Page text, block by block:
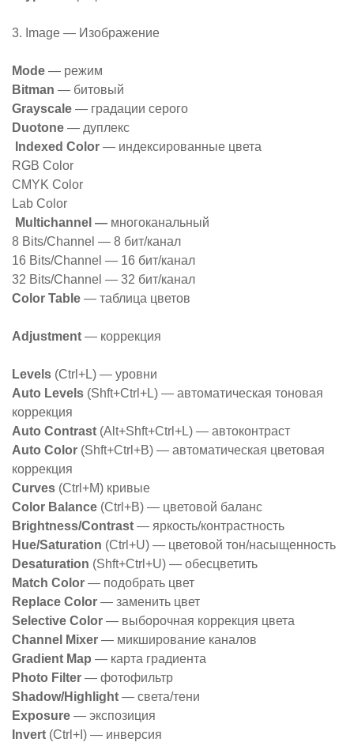
3. Image — Изображение
Mode — режим
Bitman — битовый
Grayscale — градации серого
Duotone — дуплекс
Indexed Color — индексированные цвета
RGB Color
CMYK Color
Lab Color
Multichannel — многоканальный
8 Bits/Channel — 8 бит/канал
16 Bits/Channel — 16 бит/канал
32 Bits/Channel — 32 бит/канал
Color Table — таблица цветов
Adjustment — коррекция
Levels (Ctrl+L) — уровни
Auto Levels (Shft+Ctrl+L) — автоматическая тоновая
коррекция
Auto Contrast (Alt+Shft+Ctrl+L) — автоконтраст
Auto Color (Shft+Ctrl+B) — автоматическая цветовая
коррекция
Curves (Ctrl+M) кривые
Color Balance (Ctrl+B) — цветовой баланс
Brightness/Contrast — яркость/контрастность
Hue/Saturation (Ctrl+U) — цветовой тон/насыщенность
Desaturation (Shft+Ctrl+U) — обесцветить
Match Color — подобрать цвет
Replace Color — заменить цвет
Selective Color — выборочная коррекция цвета
Channel Mixer — микширование каналов
Gradient Map — карта градиента
Photo Filter — фотофильтр
Shadow/Highlight — света/тени
Exposure — экспозиция
Invert (Ctrl+I) — инверсия